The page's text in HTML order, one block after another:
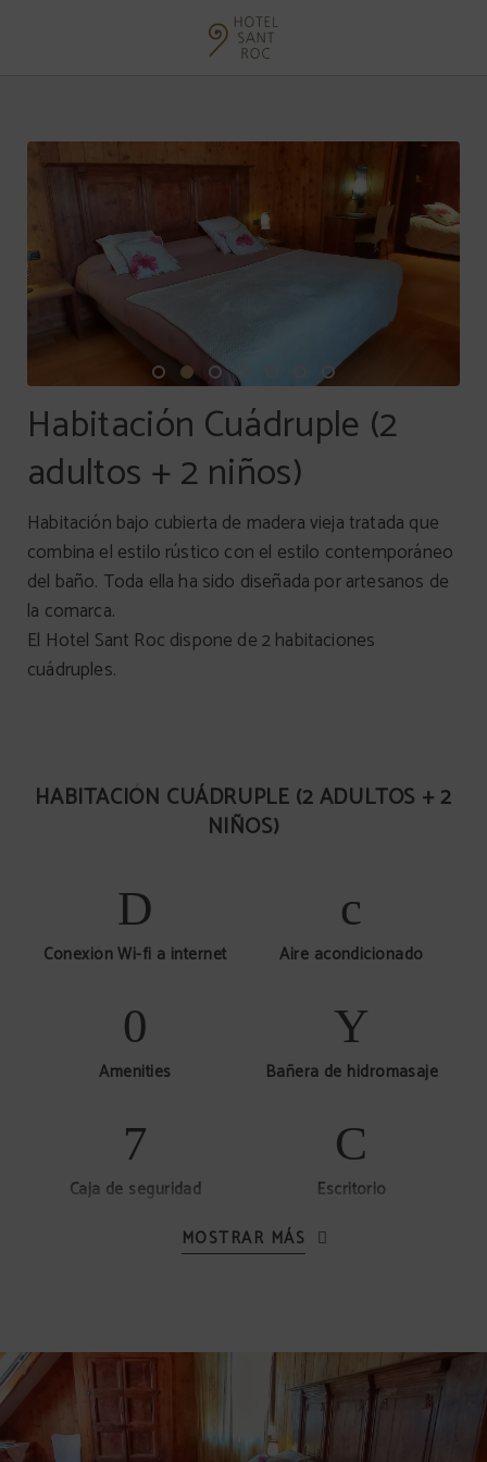
Habitación Cuádruple (2
adultos + 2 niños)
Habitación bajo cubierta de madera vieja tratada que
combina el estilo rústico con el estilo contemporáneo
del baño. Toda ella ha sido diseñada por artesanos de
la comarca.
El Hotel Sant Roc dispone de 2 habitaciones
cuádruples.
HABITACIÓN CUÁDRUPLE (2 ADULTOS + 2
NIÑOS)
Conexión Wi-fi a internet Aire acondicionado
Amenities Bañera de hidromasaje
Caja de seguridad Escritorio
TV vía satélite Minibar gratuito (sin
alcohol)
MOSTRAR MÁS